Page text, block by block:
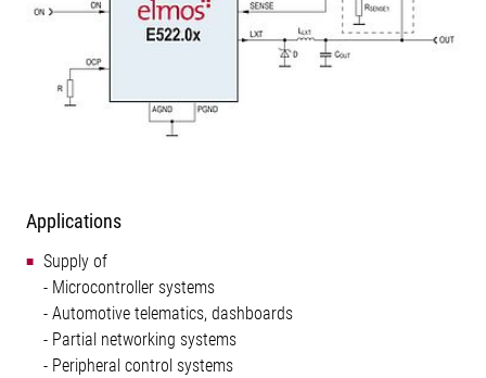
Applications
Supply of
- Microcontroller systems
- Automotive telematics, dashboards
- Partial networking systems
- Peripheral control systems